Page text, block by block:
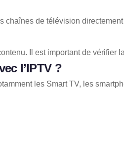
chaînes de télévision
Il est important de vérifier
l’IPTV ?
les Smart TV, les